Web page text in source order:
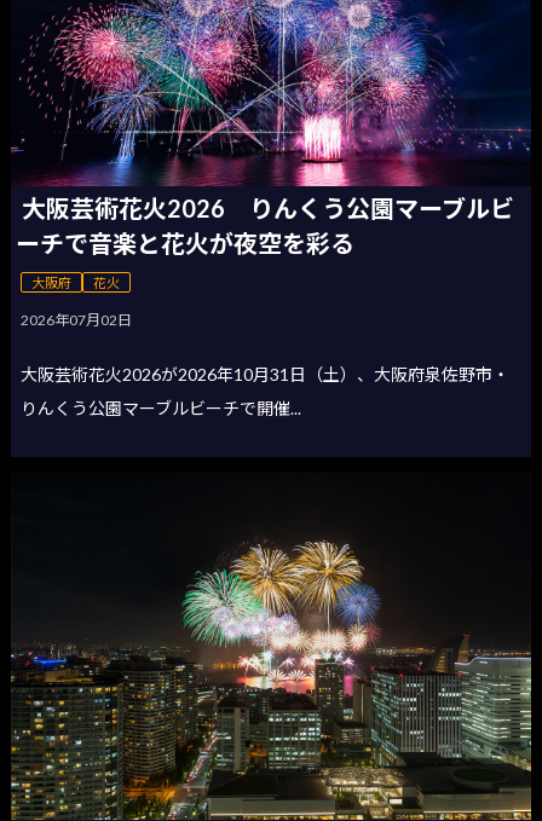
大阪芸術花火2026 りんくう公園マーブルビ
ーチで音楽と花火が夜空を彩る
大阪府 花火
2026年07月02日
大阪芸術花火2026が2026年10月31日（土）、大阪府泉佐野市・
りんくう公園マーブルビーチで開催...